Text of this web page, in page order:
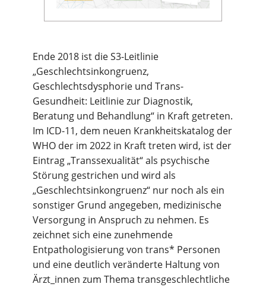
Ende 2018 ist die S3-Leitlinie
„Geschlechtsinkongruenz,
Geschlechtsdysphorie und Trans-
Gesundheit: Leitlinie zur Diagnostik,
Beratung und Behandlung“ in Kraft getreten.
Im ICD-11, dem neuen Krankheitskatalog der
WHO der im 2022 in Kraft treten wird, ist der
Eintrag „Transsexualität“ als psychische
Störung gestrichen und wird als
„Geschlechtsinkongruenz“ nur noch als ein
sonstiger Grund angegeben, medizinische
Versorgung in Anspruch zu nehmen. Es
zeichnet sich eine zunehmende
Entpathologisierung von trans* Personen
und eine deutlich veränderte Haltung von
Ärzt_innen zum Thema transgeschlechtliche